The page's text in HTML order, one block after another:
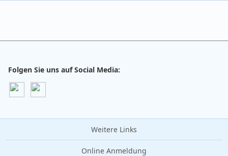
Folgen Sie uns auf Social Media:
Weitere Links
Online Anmeldung